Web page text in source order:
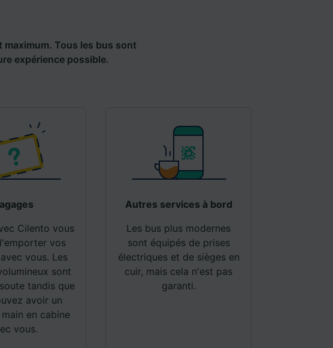
Tous les bus sont
expérience possible.
Cilento vous
vos
vous. Les
sont
tandis que
avoir un
en cabine
vous.
Autres services à bord
Les bus plus modernes
sont équipés de prises
électriques et de sièges en
cuir, mais cela n'est pas
garanti.
activement les
et/ou accéder à